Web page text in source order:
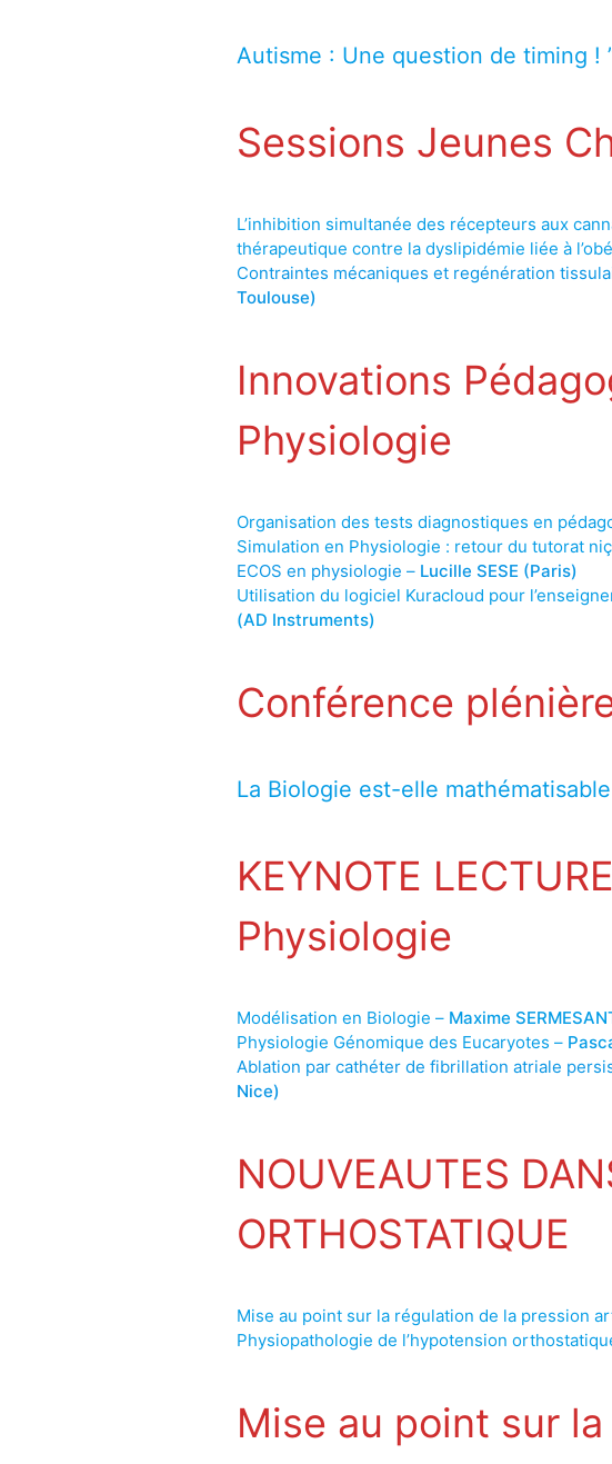
Autisme : Une question de timing !
Sessions Jeunes
L’inhibition simultanée des récepteurs aux
thérapeutique contre la dyslipidémie liée à
Contraintes mécaniques et regénération
Toulouse)
Innovations
Physiologie
Organisation des tests diagnostiques en
Simulation en Physiologie : retour du tutorat
ECOS en physiologie – Lucille SESE (Paris)
Utilisation du logiciel Kuracloud pour
(AD Instruments)
Conférence
La Biologie est-elle
KEYNOTE
Physiologie
Modélisation en Biologie – Maxime
Physiologie Génomique des Eucaryotes –
Ablation par cathéter de fibrillation atriale
Nice)
NOUVEAUTES
ORTHOSTATIQUE
Mise au point sur la régulation de la pression
Physiopathologie de l’hypotension
Mise au point sur